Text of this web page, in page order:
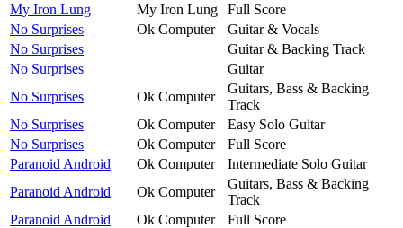
My Iron Lung
My Iron Lung
Full Score
No Surprises
Ok Computer
Guitar & Vocals
No Surprises
Guitar & Backing Track
No Surprises
Guitar
No Surprises
Ok Computer
Guitars, Bass & Backing
Track
No Surprises
Ok Computer
Easy Solo Guitar
No Surprises
Ok Computer
Full Score
Paranoid Android
Ok Computer
Intermediate Solo Guitar
Paranoid Android
Ok Computer
Guitars, Bass & Backing
Track
Paranoid Android
Ok Computer
Full Score